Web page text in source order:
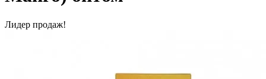
Лидер продаж!